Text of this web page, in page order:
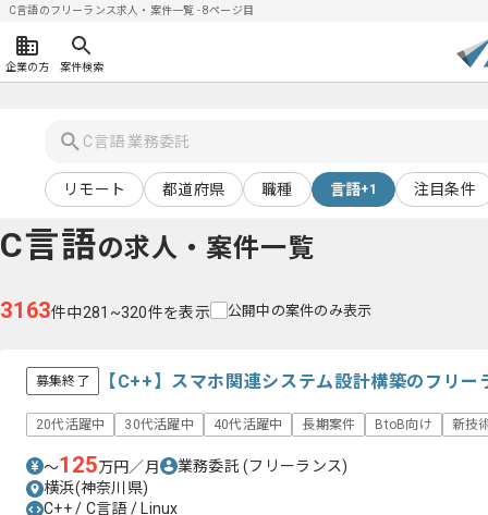
C言語のフリーランス求人・案件一覧 - 8ページ目
企業の方 案件検索
リモート 都道府県 職種 言語+1 注目条件
C言語の求人・案件一覧
3163件中281~320件を表示 公開中の案件のみ表示
募集終了 【C++】スマホ関連システム設計構築のフリ
20代活躍中 30代活躍中 40代活躍中 長期案件 BtoB向け 新技
〜125万円／月 業務委託(フリーランス)
横浜(神奈川県)
C++ / C言語 / Linux